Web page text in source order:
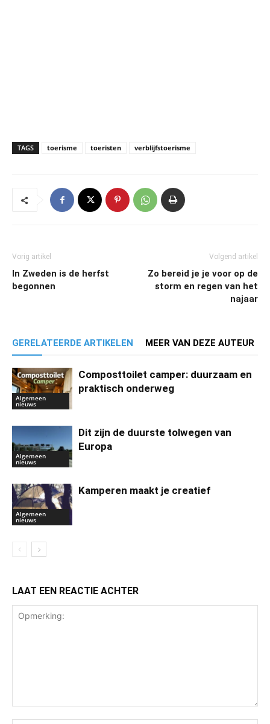
TAGS toerisme toeristen verblijfstoerisme
Vorig artikel
In Zweden is de herfst
begonnen
Volgend artikel
Zo bereid je je voor op de
storm en regen van het
najaar
GERELATEERDE ARTIKELEN MEER VAN DEZE AUTEUR
Algemeen
nieuws
Composttoilet camper: duurzaam en
praktisch onderweg
Algemeen
nieuws
Dit zijn de duurste tolwegen van
Europa
Algemeen
nieuws
Kamperen maakt je creatief
LAAT EEN REACTIE ACHTER